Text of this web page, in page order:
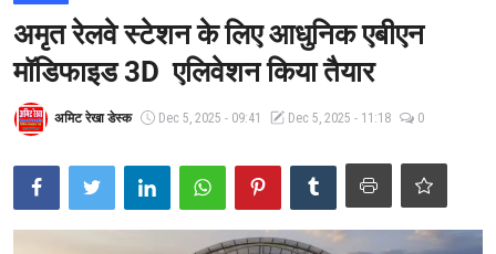
Home
Contact
उत्तर प्रदेश
अमृत रेलवे स्टेशन के लिए आधुनिक एबीएन
मॉडिफाइड 3D एलिवेशन किया तैयार
अमिट रेखा डेस्क Dec 5, 2025 - 09:41 Dec 5, 2025 - 11:18 0